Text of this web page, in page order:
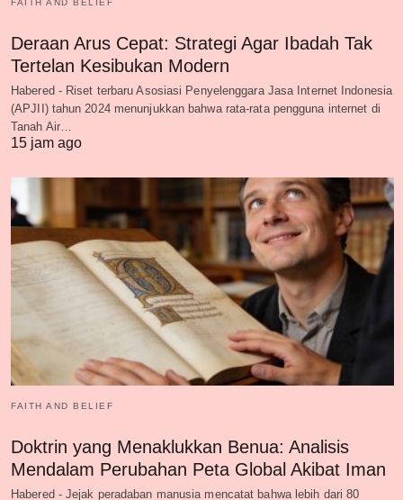
FAITH AND BELIEF
Deraan Arus Cepat: Strategi Agar Ibadah Tak
Tertelan Kesibukan Modern
Habered - Riset terbaru Asosiasi Penyelenggara Jasa Internet Indonesia
(APJII) tahun 2024 menunjukkan bahwa rata-rata pengguna internet di
Tanah Air…
15 jam ago
FAITH AND BELIEF
Doktrin yang Menaklukkan Benua: Analisis
Mendalam Perubahan Peta Global Akibat Iman
Habered - Jejak peradaban manusia mencatat bahwa lebih dari 80